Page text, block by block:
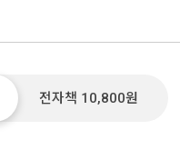
전자책 10,800원